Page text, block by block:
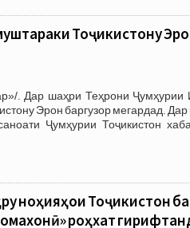
Тоҷикистону
. Дар шаҳри Теҳрони Ҷумҳурии
Эрон баргузор мегардад.
Ҷумҳурии Тоҷикистон
ноҳияҳои Тоҷикистон
роҳхат